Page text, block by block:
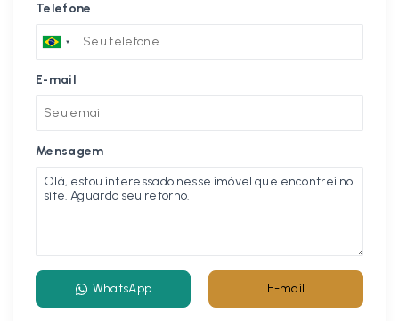
Telefone
E-mail
Mensagem
WhatsApp E-mail